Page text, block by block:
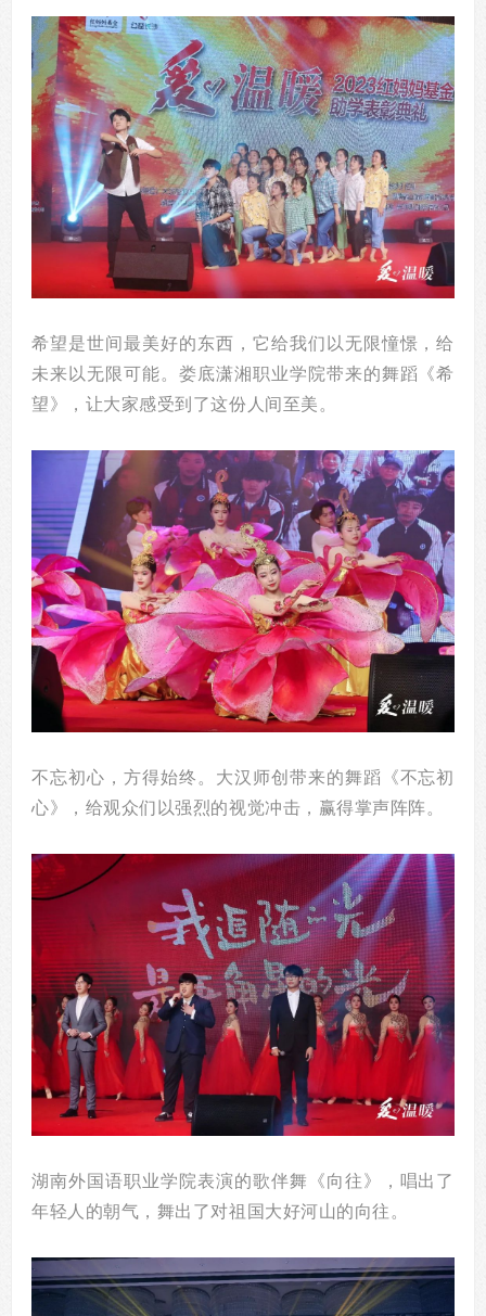
希望是世间最美好的东西，它给我们以无限憧憬，给
未来以无限可能。娄底潇湘职业学院带来的舞蹈《希
望》，让大家感受到了这份人间至美。
不忘初心，方得始终。大汉师创带来的舞蹈《不忘初
心》，给观众们以强烈的视觉冲击，赢得掌声阵阵。
湖南外国语职业学院表演的歌伴舞《向往》，唱出了
年轻人的朝气，舞出了对祖国大好河山的向往。